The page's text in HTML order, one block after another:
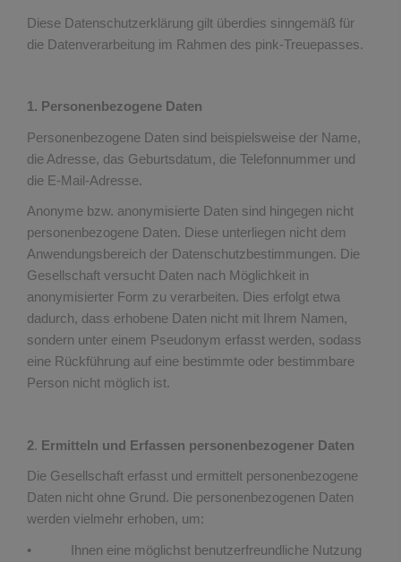
Diese Datenschutzerklärung gilt überdies sinngemäß für
die Datenverarbeitung im Rahmen des pink-Treuepasses.
1. Personenbezogene Daten
Personenbezogene Daten sind beispielsweise der Name,
die Adresse, das Geburtsdatum, die Telefonnummer und
die E-Mail-Adresse.
Anonyme bzw. anonymisierte Daten sind hingegen nicht
personenbezogene Daten. Diese unterliegen nicht dem
Anwendungsbereich der Datenschutzbestimmungen. Die
Gesellschaft versucht Daten nach Möglichkeit in
anonymisierter Form zu verarbeiten. Dies erfolgt etwa
dadurch, dass erhobene Daten nicht mit Ihrem Namen,
sondern unter einem Pseudonym erfasst werden, sodass
eine Rückführung auf eine bestimmte oder bestimmbare
Person nicht möglich ist.
2. Ermitteln und Erfassen personenbezogener Daten
Die Gesellschaft erfasst und ermittelt personenbezogene
Daten nicht ohne Grund. Die personenbezogenen Daten
werden vielmehr erhoben, um:
• Ihnen eine möglichst benutzerfreundliche Nutzung